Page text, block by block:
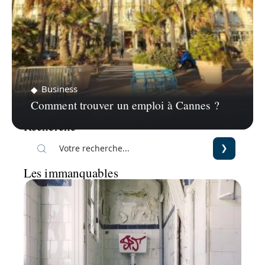
Business
Comment trouver un emploi à Cannes ?
Recherche
Les immanquables